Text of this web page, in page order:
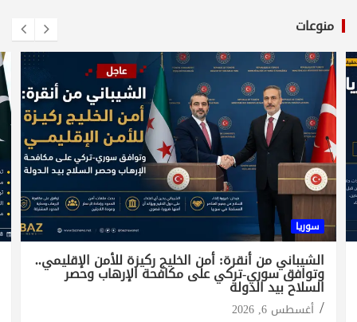
منوعات
سوريا
الشيباني من أنقرة: أمن الخليج ركيزة للأمن الإقليمي..
وتوافق سوري-تركي على مكافحة الإرهاب وحصر
السلاح بيد الدولة
أغسطس 6, 2026